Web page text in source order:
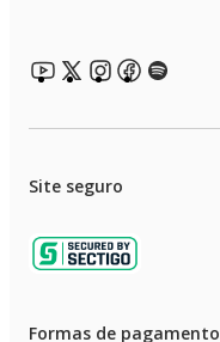
Site seguro
Formas de pagamento